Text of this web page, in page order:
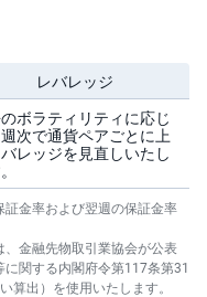
レバレッジ
ボラティリティに応じ
次で通貨ペアごとに上
レッジを見直しいたし
金率および翌週の保証金率
金融先物取引業協会が公表
関する内閣府令第117条第31
算出）を使用いたします。